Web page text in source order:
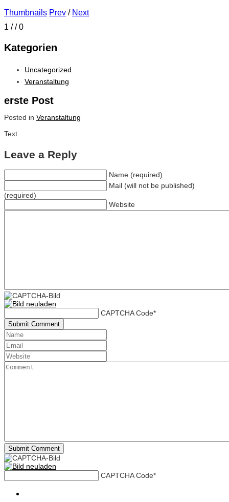
Thumbnails Prev / Next
1 // 0
Kategorien
Uncategorized
Veranstaltung
erste Post
Posted in Veranstaltung
Text
Leave a Reply
Name (required)
Mail (will not be published)
(required)
Website
CAPTCHA Code*
CAPTCHA Code*